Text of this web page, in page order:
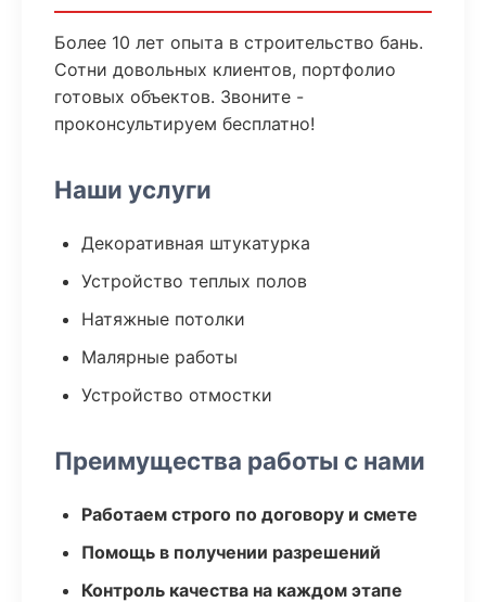
Более 10 лет опыта в строительство бань.
Сотни довольных клиентов, портфолио
готовых объектов. Звоните -
проконсультируем бесплатно!
Наши услуги
Декоративная штукатурка
Устройство теплых полов
Натяжные потолки
Малярные работы
Устройство отмостки
Преимущества работы с нами
Работаем строго по договору и смете
Помощь в получении разрешений
Контроль качества на каждом этапе